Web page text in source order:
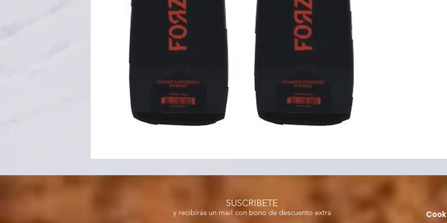
SUSCRIBETE
y recibirás un mail con bono de descuento extra